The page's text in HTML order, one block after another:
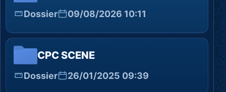
Dossier 09/08/2026 10:11
CPC SCENE
Dossier 26/01/2025 09:39